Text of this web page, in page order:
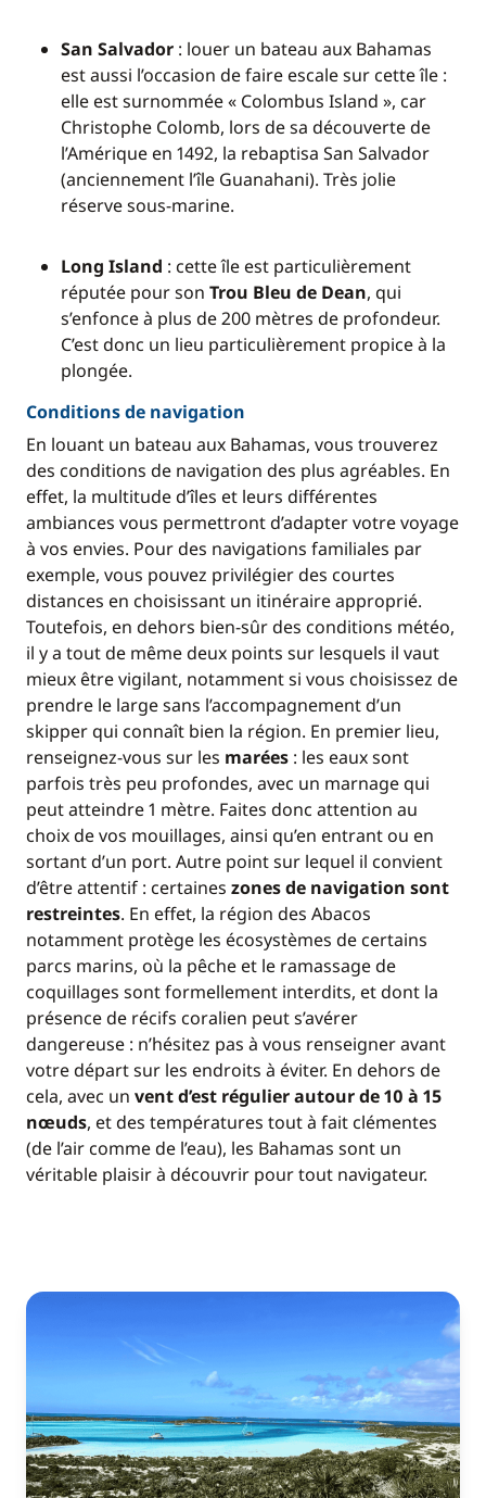
San Salvador : louer un bateau aux Bahamas
est aussi l’occasion de faire escale sur cette île :
elle est surnommée « Colombus Island », car
Christophe Colomb, lors de sa découverte de
l’Amérique en 1492, la rebaptisa San Salvador
(anciennement l’île Guanahani). Très jolie
réserve sous-marine.
Long Island : cette île est particulièrement
réputée pour son Trou Bleu de Dean, qui
s’enfonce à plus de 200 mètres de profondeur.
C’est donc un lieu particulièrement propice à la
plongée.
Conditions de navigation
En louant un bateau aux Bahamas, vous trouverez
des conditions de navigation des plus agréables. En
effet, la multitude d’îles et leurs différentes
ambiances vous permettront d’adapter votre voyage
à vos envies. Pour des navigations familiales par
exemple, vous pouvez privilégier des courtes
distances en choisissant un itinéraire approprié.
Toutefois, en dehors bien-sûr des conditions météo,
il y a tout de même deux points sur lesquels il vaut
mieux être vigilant, notamment si vous choisissez de
prendre le large sans l’accompagnement d’un
skipper qui connaît bien la région. En premier lieu,
renseignez-vous sur les marées : les eaux sont
parfois très peu profondes, avec un marnage qui
peut atteindre 1 mètre. Faites donc attention au
choix de vos mouillages, ainsi qu’en entrant ou en
sortant d’un port. Autre point sur lequel il convient
d’être attentif : certaines zones de navigation sont
restreintes. En effet, la région des Abacos
notamment protège les écosystèmes de certains
parcs marins, où la pêche et le ramassage de
coquillages sont formellement interdits, et dont la
présence de récifs coralien peut s’avérer
dangereuse : n’hésitez pas à vous renseigner avant
votre départ sur les endroits à éviter. En dehors de
cela, avec un vent d’est régulier autour de 10 à 15
nœuds, et des températures tout à fait clémentes
(de l’air comme de l’eau), les Bahamas sont un
véritable plaisir à découvrir pour tout navigateur.